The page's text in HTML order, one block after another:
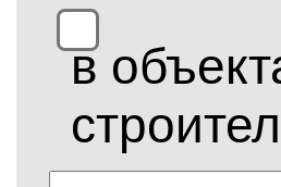
в